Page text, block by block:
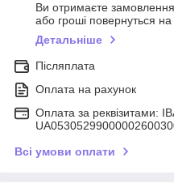
Ви отримаєте замовлення
або гроші повернуться
Детальніше
Післяплата
Оплата на рахунок
Оплата за реквізитами:
Всі умови оплати